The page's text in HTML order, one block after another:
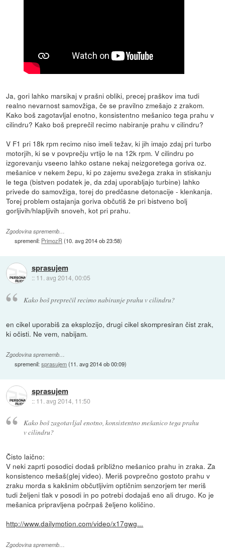
Ja, gori lahko marsikaj v prašni obliki, precej praškov ima tudi
realno nevarnost samovžiga, če se pravilno zmešajo z zrakom.
Kako boš zagotavljal enotno, konsistentno mešanico tega prahu v
cilindru? Kako boš preprečil recimo nabiranje prahu v cilindru?
V F1 pri 18k rpm recimo niso imeli težav, ki jih imajo zdaj pri turbo
motorjih, ki se v povprečju vrtijo le na 12k rpm. V cilindru po
izgorevanju vseeno lahko ostane nekaj neizgoretega goriva oz.
mešanice v nekem žepu, ki po zajemu svežega zraka in stiskanju
le tega (bistven podatek je, da zdaj uporabljajo turbine) lahko
privede do samovžiga, torej do predčasne detonacije - klenkanja.
Torej problem ostajanja goriva občutiš že pri bistveno bolj
gorljivih/hlapljivih snoveh, kot pri prahu.
Zgodovina sprememb…
spremenil: PrimozR (10. avg 2014 ob 23:58)
sprasujem
:: 11. avg 2014, 00:05
Kako boš preprečil recimo nabiranje prahu v cilindru?
en cikel uporabiš za eksplozijo, drugi cikel skompresiran čist zrak,
ki očisti. Ne vem, nabijam.
Zgodovina sprememb…
spremenil:sprasujem(11. avg 2014 ob 00:09)
sprasujem
:: 11. avg 2014, 11:50
Kako boš zagotavljal enotno, konsistentno mešanico tega prahu
v cilindru?
Čisto laično:
V neki zaprti posodici dodaš približno mešanico prahu in zraka. Za
konsistenco mešaš(glej video). Meriš povprečno gostoto prahu v
zraku morda s kakšnim občutljivim optičnim senzorjem ter meriš
tudi željeni tlak v posodi in po potrebi dodajaš eno ali drugo. Ko je
mešanica pripravljena počrpaš željeno količino.
http://www.dailymotion.com/video/x17gwg...
Zgodovina sprememb…